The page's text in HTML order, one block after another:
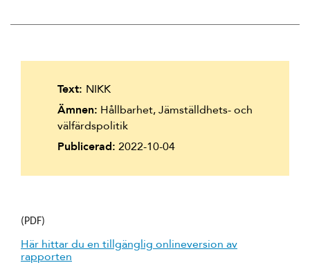
Text: NIKK
Ämnen: Hållbarhet, Jämställdhets- och
välfärdspolitik
Publicerad: 2022-10-04
(PDF)
Här hittar du en tillgänglig onlineversion av
rapporten